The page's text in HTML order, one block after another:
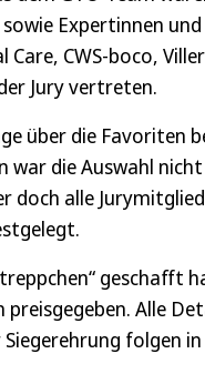
Expertinnen
CWS-boco,
Jury vertreten.
über die Favoriten
war die Auswahl
doch alle
geschafft
Alle
folgen in